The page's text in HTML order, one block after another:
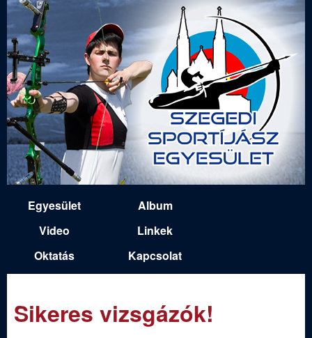
Ugrás
a
tartalomra
e
g
i
m
Egyesület
Album
Video
Linkek
Oktatás
Kapcsolat
Sikeres vizsgázók!